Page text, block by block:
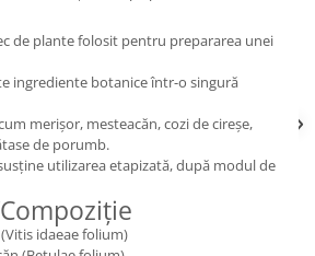
de plante folosit pentru prepararea unei
ingrediente botanice într-o singură
merișor, mesteacăn, cozi de cireșe,
de porumb.
utilizarea etapizată, după modul de
idaeae folium)